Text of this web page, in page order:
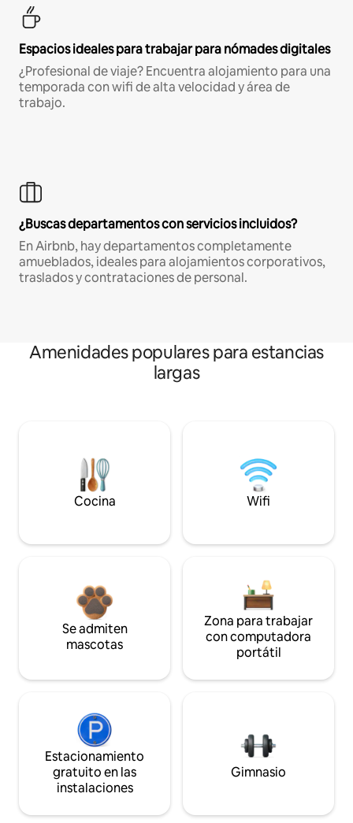
Espacios ideales para trabajar para nómades digitales
¿Profesional de viaje? Encuentra alojamiento para una
temporada con wifi de alta velocidad y área de
trabajo.
¿Buscas departamentos con servicios incluidos?
En Airbnb, hay departamentos completamente
amueblados, ideales para alojamientos corporativos,
traslados y contrataciones de personal.
Amenidades populares para estancias
largas
Cocina Wifi
Se admiten
mascotas
Zona para trabajar
con computadora
portátil
Estacionamiento
gratuito en las
instalaciones
Gimnasio